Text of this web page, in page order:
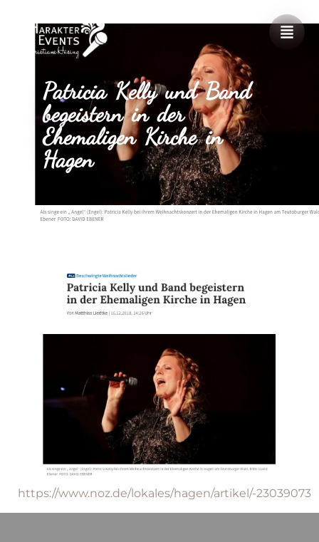
Patricia Kelly und Band
begeistern in der
Ehemaligen Kirche in
Hagen
https://www.noz.de/lokales/hagen/artikel/-23039073